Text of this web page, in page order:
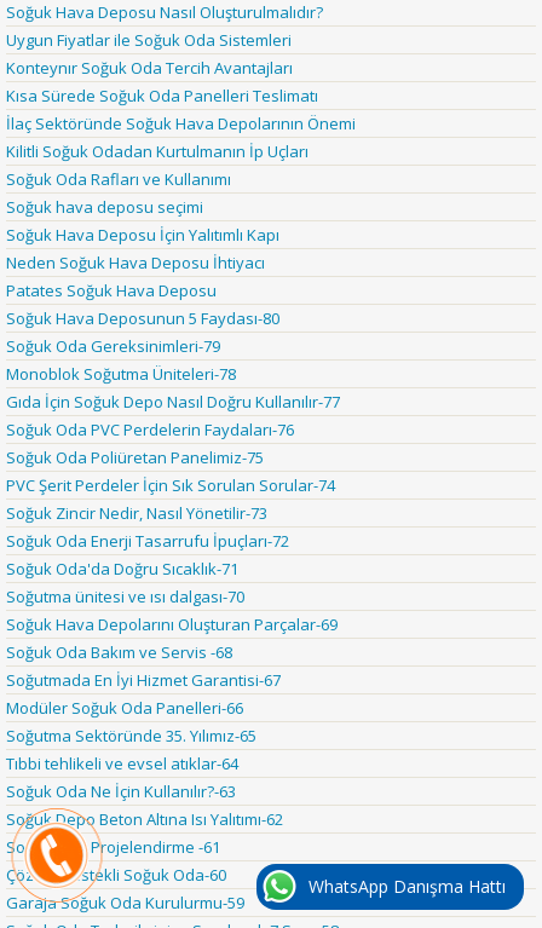
Soğuk Hava Deposu Nasıl Oluşturulmalıdır?
Uygun Fiyatlar ile Soğuk Oda Sistemleri
Konteynır Soğuk Oda Tercih Avantajları
Kısa Sürede Soğuk Oda Panelleri Teslimatı
İlaç Sektöründe Soğuk Hava Depolarının Önemi
Kilitli Soğuk Odadan Kurtulmanın İp Uçları
Soğuk Oda Rafları ve Kullanımı
Soğuk hava deposu seçimi
Soğuk Hava Deposu İçin Yalıtımlı Kapı
Neden Soğuk Hava Deposu İhtiyacı
Patates Soğuk Hava Deposu
Soğuk Hava Deposunun 5 Faydası-80
Soğuk Oda Gereksinimleri-79
Monoblok Soğutma Üniteleri-78
Gıda İçin Soğuk Depo Nasıl Doğru Kullanılır-77
Soğuk Oda PVC Perdelerin Faydaları-76
Soğuk Oda Poliüretan Panelimiz-75
PVC Şerit Perdeler İçin Sık Sorulan Sorular-74
Soğuk Zincir Nedir, Nasıl Yönetilir-73
Soğuk Oda Enerji Tasarrufu İpuçları-72
Soğuk Oda'da Doğru Sıcaklık-71
Soğutma ünitesi ve ısı dalgası-70
Soğuk Hava Depolarını Oluşturan Parçalar-69
Soğuk Oda Bakım ve Servis -68
Soğutmada En İyi Hizmet Garantisi-67
Modüler Soğuk Oda Panelleri-66
Soğutma Sektöründe 35. Yılımız-65
Tıbbi tehlikeli ve evsel atıklar-64
Soğuk Oda Ne İçin Kullanılır?-63
Soğuk Depo Beton Altına Isı Yalıtımı-62
Soğuk Oda Projelendirme -61
Çözüm Destekli Soğuk Oda-60
Garaja Soğuk Oda Kurulurmu-59
WhatsApp Danışma Hattı